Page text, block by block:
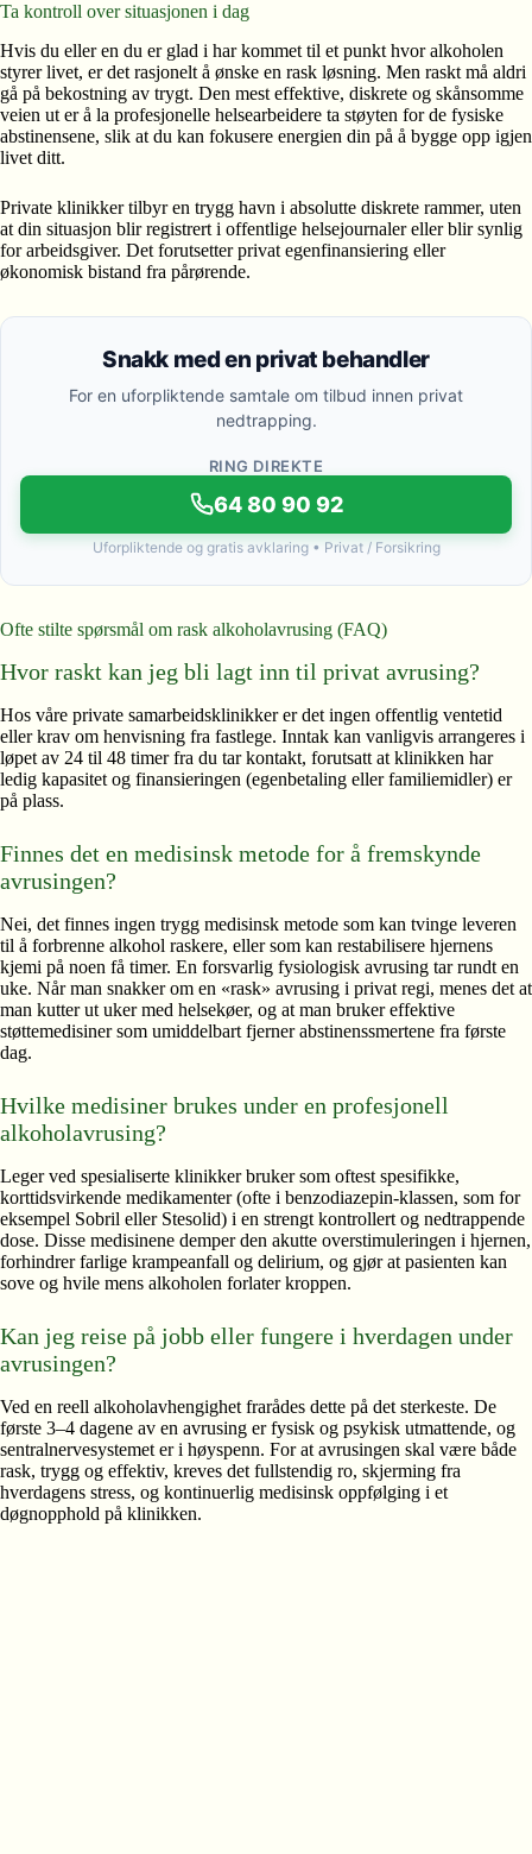
Ta kontroll over situasjonen i dag
Hvis du eller en du er glad i har kommet til et punkt hvor alkoholen
styrer livet, er det rasjonelt å ønske en rask løsning. Men raskt må aldri
gå på bekostning av trygt. Den mest effektive, diskrete og skånsomme
veien ut er å la profesjonelle helsearbeidere ta støyten for de fysiske
abstinensene, slik at du kan fokusere energien din på å bygge opp igjen
livet ditt.
Private klinikker tilbyr en trygg havn i absolutte diskrete rammer, uten
at din situasjon blir registrert i offentlige helsejournaler eller blir synlig
for arbeidsgiver. Det forutsetter privat egenfinansiering eller
økonomisk bistand fra pårørende.
Snakk med en privat behandler
For en uforpliktende samtale om tilbud innen privat
nedtrapping.
RING DIREKTE
64 80 90 92
Uforpliktende og gratis avklaring • Privat / Forsikring
Ofte stilte spørsmål om rask alkoholavrusing (FAQ)
Hvor raskt kan jeg bli lagt inn til privat avrusing?
Hos våre private samarbeidsklinikker er det ingen offentlig ventetid
eller krav om henvisning fra fastlege. Inntak kan vanligvis arrangeres i
løpet av 24 til 48 timer fra du tar kontakt, forutsatt at klinikken har
ledig kapasitet og finansieringen (egenbetaling eller familiemidler) er
på plass.
Finnes det en medisinsk metode for å fremskynde
avrusingen?
Nei, det finnes ingen trygg medisinsk metode som kan tvinge leveren
til å forbrenne alkohol raskere, eller som kan restabilisere hjernens
kjemi på noen få timer. En forsvarlig fysiologisk avrusing tar rundt en
uke. Når man snakker om en «rask» avrusing i privat regi, menes det at
man kutter ut uker med helsekøer, og at man bruker effektive
støttemedisiner som umiddelbart fjerner abstinenssmertene fra første
dag.
Hvilke medisiner brukes under en profesjonell
alkoholavrusing?
Leger ved spesialiserte klinikker bruker som oftest spesifikke,
korttidsvirkende medikamenter (ofte i benzodiazepin-klassen, som for
eksempel Sobril eller Stesolid) i en strengt kontrollert og nedtrappende
dose. Disse medisinene demper den akutte overstimuleringen i hjernen,
forhindrer farlige krampeanfall og delirium, og gjør at pasienten kan
sove og hvile mens alkoholen forlater kroppen.
Kan jeg reise på jobb eller fungere i hverdagen under
avrusingen?
Ved en reell alkoholavhengighet frarådes dette på det sterkeste. De
første 3–4 dagene av en avrusing er fysisk og psykisk utmattende, og
sentralnervesystemet er i høyspenn. For at avrusingen skal være både
rask, trygg og effektiv, kreves det fullstendig ro, skjerming fra
hverdagens stress, og kontinuerlig medisinsk oppfølging i et
døgnopphold på klinikken.